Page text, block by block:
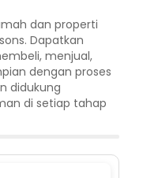
dan properti
Dapatkan
menjual,
dengan proses
didukung
di setiap tahap